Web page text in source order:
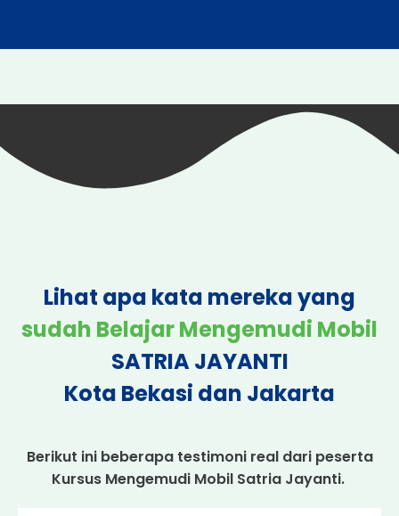
Lihat apa kata mereka yang
sudah Belajar Mengemudi Mobil
SATRIA JAYANTI
Kota Bekasi dan Jakarta
Berikut ini beberapa testimoni real dari peserta
Kursus Mengemudi Mobil Satria Jayanti.